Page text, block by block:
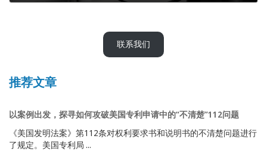
联系我们
推荐文章
以案例出发，探寻如何攻破美国专利申请中的“不清楚”112问题
《美国发明法案》第112条对权利要求书和说明书的不清楚问题进行
了规定。美国专利局 ...